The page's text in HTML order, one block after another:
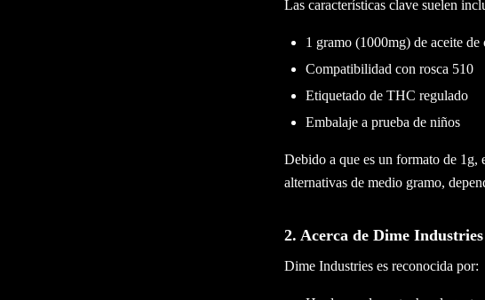
Las características clave suelen
1 gramo (1000mg) de aceite de
Compatibilidad con rosca 510
Etiquetado de THC regulado
Embalaje a prueba de niños
Debido a que es un formato de 1g,
alternativas de medio gramo,
2. Acerca de Dime Industries
Dime Industries es reconocida por: